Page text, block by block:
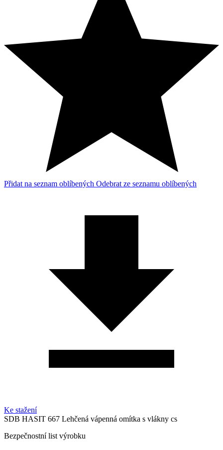
Přidat na seznam oblíbených Odebrat ze seznamu oblíbených
Ke stažení
SDB HASIT 667 Lehčená vápenná omítka s vlákny cs
Bezpečnostní list výrobku